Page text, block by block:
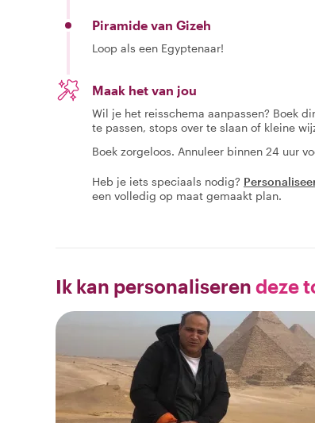
Piramide van Gizeh
Loop als een Egyptenaar!
Maak het van jou
Wil je het reisschema aanpassen? Boek
te passen, stops over te slaan of kleine
Boek zorgeloos. Annuleer binnen 24 uur
Heb je iets speciaals nodig?
een volledig op maat gemaakt plan.
Ik kan personaliseren deze